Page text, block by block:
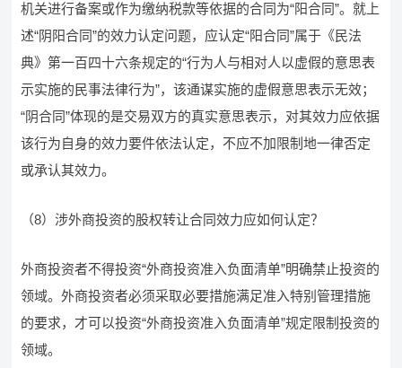
机关进行备案或作为缴纳税款等依据的合同为“阳合同”。就上
述“阴阳合同”的效力认定问题，应认定“阳合同”属于《民法
典》第一百四十六条规定的“行为人与相对人以虚假的意思表
示实施的民事法律行为”，该通谋实施的虚假意思表示无效；
“阴合同”体现的是交易双方的真实意思表示，对其效力应依据
该行为自身的效力要件依法认定，不应不加限制地一律否定
或承认其效力。
（8）涉外商投资的股权转让合同效力应如何认定？
外商投资者不得投资“外商投资准入负面清单”明确禁止投资的
领域。外商投资者必须采取必要措施满足准入特别管理措施
的要求，才可以投资“外商投资准入负面清单”规定限制投资的
领域。